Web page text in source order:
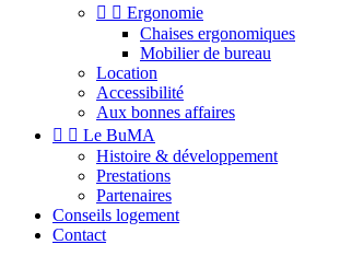
  Ergonomie
Chaises ergonomiques
Mobilier de bureau
Location
Accessibilité
Aux bonnes affaires
  Le BuMA
Histoire & développement
Prestations
Partenaires
Conseils logement
Contact